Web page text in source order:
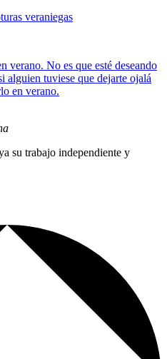
veraniegas
verano. No es que esté deseando
alguien tuviese que dejarte ojalá
en verano.
su trabajo independiente y